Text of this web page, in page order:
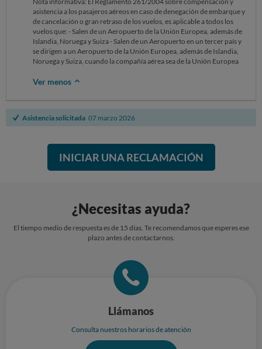
asistencia a los pasajeros aéreos en caso de denegación de embarque y
de cancelación o gran retraso de los vuelos, es aplicable a todos los
vuelos que: - Salen de un Aeropuerto de la Unión Europea, además de
Islandia, Noruega y Suiza - Salen de un Aeropuerto en un tercer país y
se dirigen a un Aeropuerto de la Unión Europea, además de Islandia,
Noruega y Suiza, cuando la compañía aérea sea de la Unión Europea
Ver menos
Asistencia solicitada 07 marzo 2026
INICIAR UNA RECLAMACIÓN
¿Necesitas ayuda?
El tiempo medio de respuesta es de 15 días. Te recomendamos que esperes ese
plazo antes de contactarnos.
Llámanos
Consulta nuestros horarios de atención